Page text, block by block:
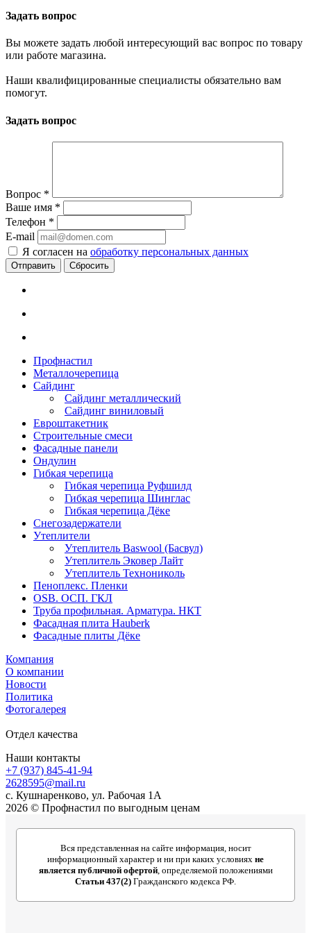
Задать вопрос
Вы можете задать любой интересующий вас вопрос по товару
или работе магазина.
Наши квалифицированные специалисты обязательно вам
помогут.
Задать вопрос
Вопрос *
Ваше имя *
Телефон *
E-mail
Я согласен на обработку персональных данных
Сбросить
Профнастил
Металлочерепица
Сайдинг
Сайдинг металлический
Сайдинг виниловый
Евроштакетник
Строительные смеси
Фасадные панели
Ондулин
Гибкая черепица
Гибкая черепица Руфшилд
Гибкая черепица Шинглас
Гибкая черепица Дёке
Снегозадержатели
Утеплители
Утеплитель Baswool (Басвул)
Утеплитель Эковер Лайт
Утеплитель Технониколь
Пеноплекс. Пленки
OSB. ОСП. ГКЛ
Труба профильная. Арматура. НКТ
Фасадная плита Hauberk
Фасадные плиты Дёке
Компания
О компании
Новости
Политика
Фотогалерея
Отдел качества
Наши контакты
+7 (937) 845-41-94
2628595@mail.ru
с. Кушнаренково, ул. Рабочая 1А
2026 © Профнастил по выгодным ценам
Вся представленная на сайте информация, носит
информационный характер и ни при каких условиях не
является публичной офертой, определяемой положениями
Статьи 437(2) Гражданского кодекса РФ.